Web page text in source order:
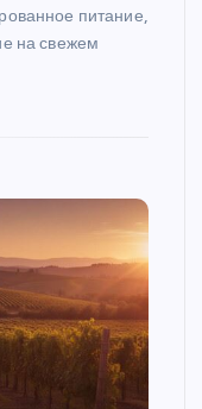
питание,
на свежем